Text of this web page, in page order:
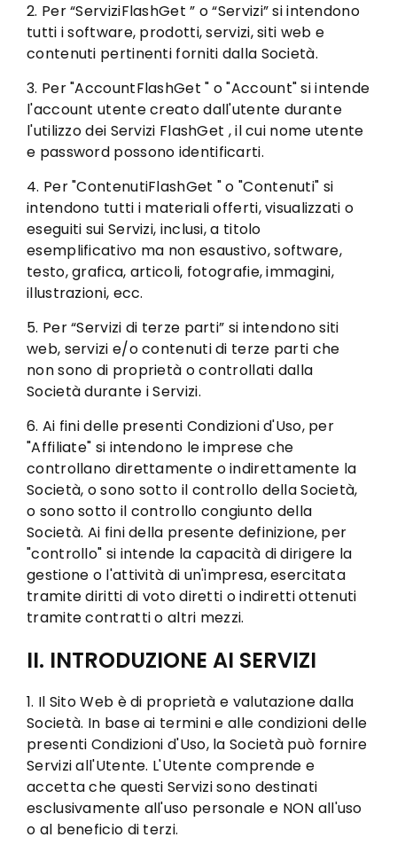
2. Per “ServiziFlashGet ” o “Servizi” si intendono
tutti i software, prodotti, servizi, siti web e
contenuti pertinenti forniti dalla Società.
3. Per "AccountFlashGet " o "Account" si intende
l'account utente creato dall'utente durante
l'utilizzo dei Servizi FlashGet , il cui nome utente
e password possono identificarti.
4. Per "ContenutiFlashGet " o "Contenuti" si
intendono tutti i materiali offerti, visualizzati o
eseguiti sui Servizi, inclusi, a titolo
esemplificativo ma non esaustivo, software,
testo, grafica, articoli, fotografie, immagini,
illustrazioni, ecc.
5. Per “Servizi di terze parti” si intendono siti
web, servizi e/o contenuti di terze parti che
non sono di proprietà o controllati dalla
Società durante i Servizi.
6. Ai fini delle presenti Condizioni d'Uso, per
"Affiliate" si intendono le imprese che
controllano direttamente o indirettamente la
Società, o sono sotto il controllo della Società,
o sono sotto il controllo congiunto della
Società. Ai fini della presente definizione, per
"controllo" si intende la capacità di dirigere la
gestione o l'attività di un'impresa, esercitata
tramite diritti di voto diretti o indiretti ottenuti
tramite contratti o altri mezzi.
II. INTRODUZIONE AI SERVIZI
1. Il Sito Web è di proprietà e valutazione dalla
Società. In base ai termini e alle condizioni delle
presenti Condizioni d'Uso, la Società può fornire
Servizi all'Utente. L'Utente comprende e
accetta che questi Servizi sono destinati
esclusivamente all'uso personale e NON all'uso
o al beneficio di terzi.